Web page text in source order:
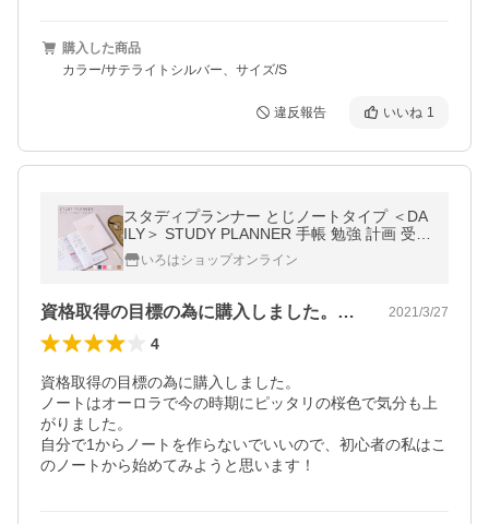
購入した商品
カラー/サテライトシルバー、サイズ/S
違反報告 いいね 1
スタディプランナー とじノートタイプ ＜DA
ILY＞ STUDY PLANNER 手帳 勉強 計画 受験
韓国 スケジュール かわいいおしゃれ (gss)
いろはショップオンライン
資格取得の目標の為に購入しました。ノー… 2021/3/27
4
資格取得の目標の為に購入しました。
ノートはオーロラで今の時期にピッタリの桜色で気分も上
がりました。
自分で1からノートを作らないでいいので、初心者の私はこ
のノートから始めてみようと思います！